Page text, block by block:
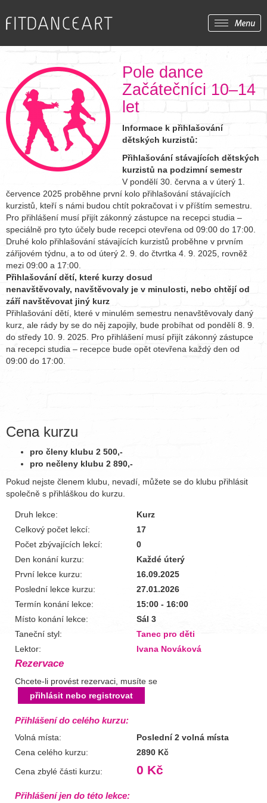
Pole dance
Začátečníci 10–14
let
Informace k přihlašování
dětských kurzistů:
Přihlašování stávajících dětských
kurzistů na podzimní semestr
V pondělí 30. června a v úterý 1.
července 2025 proběhne první kolo přihlašování stávajících
kurzistů, kteří s námi budou chtít pokračovat i v příštím semestru.
Pro přihlášení musí přijít zákonný zástupce na recepci studia –
speciálně pro tyto účely bude recepci otevřena od 09:00 do 17:00.
Druhé kolo přihlašování stávajících kurzistů proběhne v prvním
zářijovém týdnu, a to od úterý 2. 9. do čtvrtka 4. 9. 2025, rovněž
mezi 09:00 a 17:00.
Přihlašování dětí, které kurzy dosud
nenavštěvovaly, navštěvovaly je v minulosti, nebo chtějí od
září navštěvovat jiný kurz
Přihlašování dětí, které v minulém semestru nenavštěvovaly daný
kurz, ale rády by se do něj zapojily, bude probíhat od pondělí 8. 9.
do středy 10. 9. 2025. Pro přihlášení musí přijít zákonný zástupce
na recepci studia – recepce bude opět otevřena každý den od
09:00 do 17:00.
Cena kurzu
pro členy klubu 2 500,-
pro nečleny klubu 2 890,-
Pokud nejste členem klubu, nevadí, můžete se do klubu přihlásit
společně s přihláškou do kurzu.
Druh lekce:
Kurz
Celkový počet lekcí:
17
Počet zbývajících lekcí:
0
Den konání kurzu:
Každé úterý
První lekce kurzu:
16.09.2025
Poslední lekce kurzu:
27.01.2026
Termín konání lekce:
15:00 - 16:00
Místo konání lekce:
Sál 3
Taneční styl:
Tanec pro děti
Lektor:
Ivana Nováková
Rezervace
Chcete-li provést rezervaci, musíte se
přihlásit nebo registrovat
Přihlášení do celého kurzu:
Volná místa:
Poslední 2 volná místa
Cena celého kurzu:
2890 Kč
Cena zbylé části kurzu:
0 Kč
Přihlášení jen do této lekce: